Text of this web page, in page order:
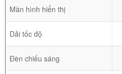
Màn hình hiển thị
Dải tốc độ
Đèn chiếu sáng